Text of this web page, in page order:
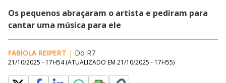
Os pequenos abraçaram o artista e pediram para
cantar uma música para ele
FABÍOLA REIPERT | Do R7
21/10/2025 - 17H54 (ATUALIZADO EM 21/10/2025 - 17H55)